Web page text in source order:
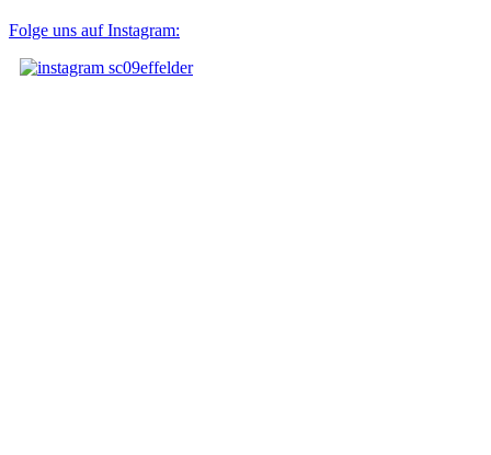
Folge uns auf Instagram: